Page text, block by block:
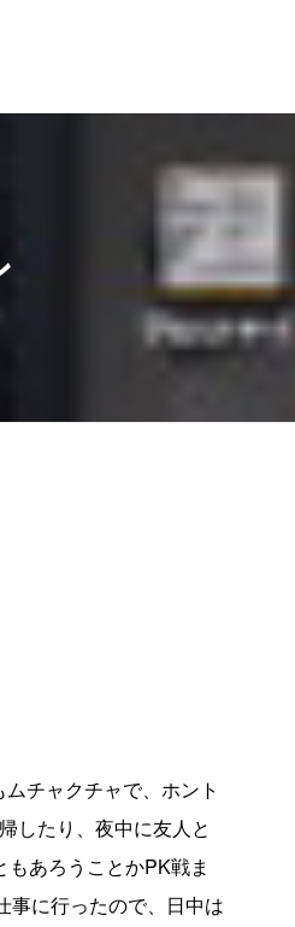
チャクチャで、ホント
したり、夜中に友人と
あろうことかPK戦ま
事に行ったので、日中は